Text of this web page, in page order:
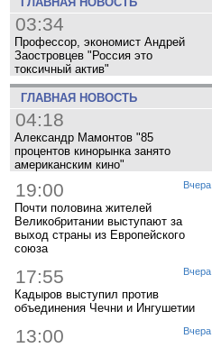
03:34
Профессор, экономист Андрей
Заостровцев "Россия это
токсичный актив"
ГЛАВНАЯ НОВОСТЬ
04:18
Александр Мамонтов "85
процентов кинорынка занято
американским кино"
Вчера
19:00
Почти половина жителей
Великобритании выступают за
выход страны из Европейского
союза
Вчера
17:55
Кадыров выступил против
объединения Чечни и Ингушетии
Вчера
13:00